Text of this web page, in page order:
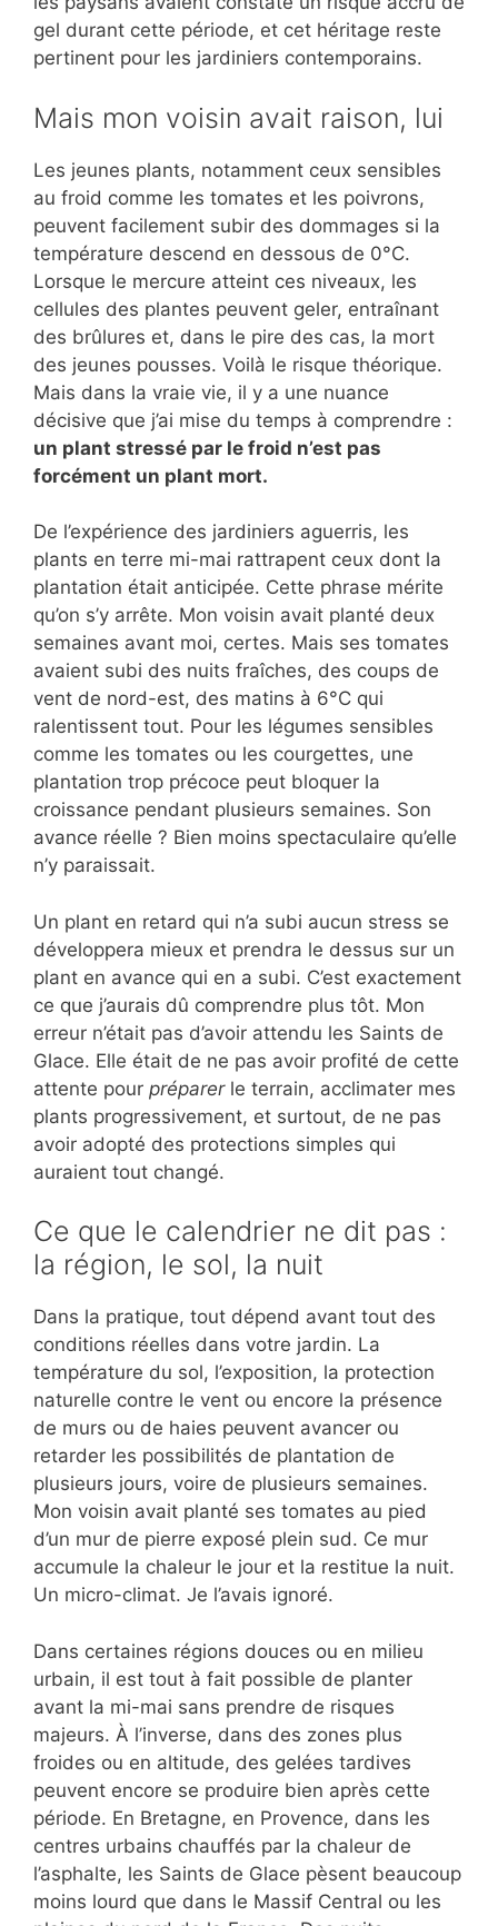
gel durant cette période, et cet héritage reste
pertinent pour les jardiniers contemporains.
Mais mon voisin avait raison, lui
Les jeunes plants, notamment ceux sensibles
au froid comme les tomates et les poivrons,
peuvent facilement subir des dommages si la
température descend en dessous de 0°C.
Lorsque le mercure atteint ces niveaux, les
cellules des plantes peuvent geler, entraînant
des brûlures et, dans le pire des cas, la mort
des jeunes pousses. Voilà le risque théorique.
Mais dans la vraie vie, il y a une nuance
décisive que j’ai mise du temps à comprendre :
un plant stressé par le froid n’est pas
forcément un plant mort.
De l’expérience des jardiniers aguerris, les
plants en terre mi-mai rattrapent ceux dont la
plantation était anticipée. Cette phrase mérite
qu’on s’y arrête. Mon voisin avait planté deux
semaines avant moi, certes. Mais ses tomates
avaient subi des nuits fraîches, des coups de
vent de nord-est, des matins à 6°C qui
ralentissent tout. Pour les légumes sensibles
comme les tomates ou les courgettes, une
plantation trop précoce peut bloquer la
croissance pendant plusieurs semaines. Son
avance réelle ? Bien moins spectaculaire qu’elle
n’y paraissait.
Un plant en retard qui n’a subi aucun stress se
développera mieux et prendra le dessus sur un
plant en avance qui en a subi. C’est exactement
ce que j’aurais dû comprendre plus tôt. Mon
erreur n’était pas d’avoir attendu les Saints de
Glace. Elle était de ne pas avoir profité de cette
attente pour préparerle terrain, acclimater mes
plants progressivement, et surtout, de ne pas
avoir adopté des protections simples qui
auraient tout changé.
Ce que le calendrier ne dit pas :
la région, le sol, la nuit
Dans la pratique, tout dépend avant tout des
conditions réelles dans votre jardin. La
température du sol, l’exposition, la protection
naturelle contre le vent ou encore la présence
de murs ou de haies peuvent avancer ou
retarder les possibilités de plantation de
plusieurs jours, voire de plusieurs semaines.
Mon voisin avait planté ses tomates au pied
d’un mur de pierre exposé plein sud. Ce mur
accumule la chaleur le jour et la restitue la nuit.
Un micro-climat. Je l’avais ignoré.
Dans certaines régions douces ou en milieu
urbain, il est tout à fait possible de planter
avant la mi-mai sans prendre de risques
majeurs. À l’inverse, dans des zones plus
froides ou en altitude, des gelées tardives
peuvent encore se produire bien après cette
période. En Bretagne, en Provence, dans les
centres urbains chauffés par la chaleur de
l’asphalte, les Saints de Glace pèsent beaucoup
moins lourd que dans le Massif Central ou les